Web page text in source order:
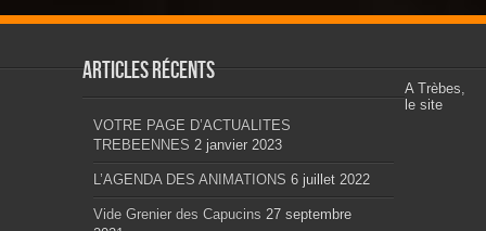
Articles récents
VOTRE PAGE D’ACTUALITES
TREBEENNES 2 janvier 2023
L’AGENDA DES ANIMATIONS 6 juillet 2022
Vide Grenier des Capucins 27 septembre
A Trèbes,
le site